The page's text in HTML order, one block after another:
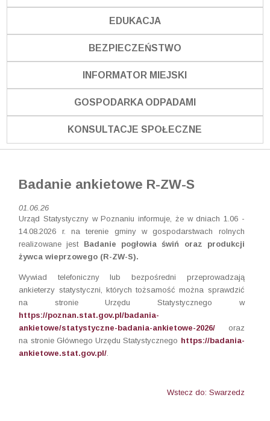
EDUKACJA
BEZPIECZEŃSTWO
INFORMATOR MIEJSKI
GOSPODARKA ODPADAMI
KONSULTACJE SPOŁECZNE
Badanie ankietowe R-ZW-S
01.06.26
Urząd Statystyczny w Poznaniu informuje, że w dniach 1.06 -
14.08.2026 r. na terenie gminy w gospodarstwach rolnych
realizowane jest Badanie pogłowia świń oraz produkcji
żywca wieprzowego (R-ZW-S).
Wywiad telefoniczny lub bezpośredni przeprowadzają
ankieterzy statystyczni, których tożsamość można sprawdzić
na stronie Urzędu Statystycznego w
https://poznan.stat.gov.pl/badania-
ankietowe/statystyczne-badania-ankietowe-2026/ oraz
na stronie Głównego Urzędu Statystycznego https://badania-
ankietowe.stat.gov.pl/.
Wstecz do: Swarzedz